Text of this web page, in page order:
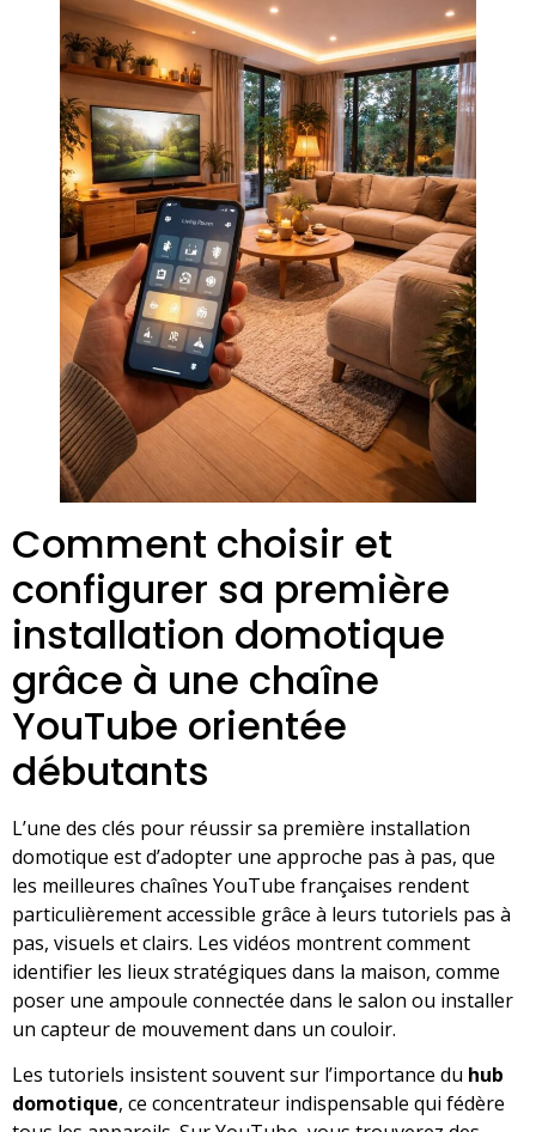
Comment choisir et
configurer sa première
installation domotique
grâce à une chaîne
YouTube orientée
débutants
L’une des clés pour réussir sa première installation
domotique est d’adopter une approche pas à pas, que
les meilleures chaînes YouTube françaises rendent
particulièrement accessible grâce à leurs tutoriels pas à
pas, visuels et clairs. Les vidéos montrent comment
identifier les lieux stratégiques dans la maison, comme
poser une ampoule connectée dans le salon ou installer
un capteur de mouvement dans un couloir.
Les tutoriels insistent souvent sur l’importance du hub
domotique, ce concentrateur indispensable qui fédère